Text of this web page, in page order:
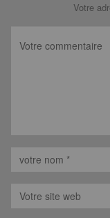
Votre